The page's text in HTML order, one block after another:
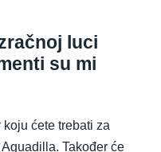
luci
su mi
ćete trebati za
Također će